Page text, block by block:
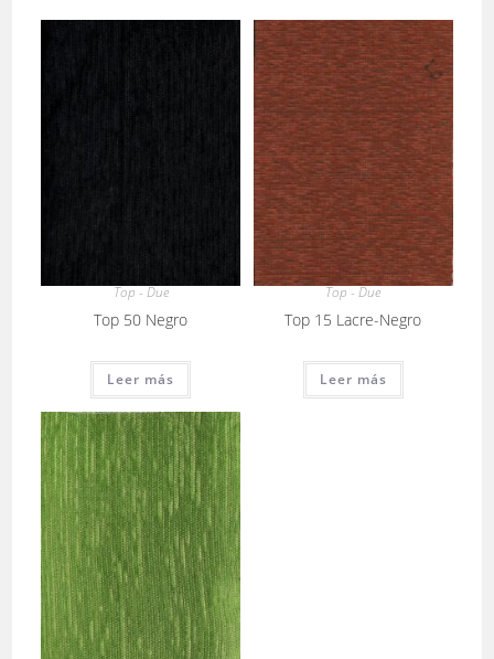
Top - Due
Top 50 Negro
Leer más
Top - Due
Top 15 Lacre-Negro
Leer más